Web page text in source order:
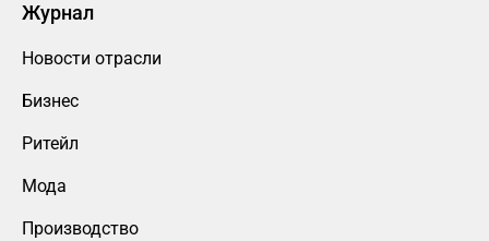
Журнал
Новости отрасли
Бизнес
Ритейл
Мода
Производство